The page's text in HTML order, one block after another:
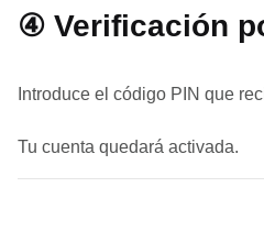
④ Verificación
Introduce el código PIN que
Tu cuenta quedará activada.